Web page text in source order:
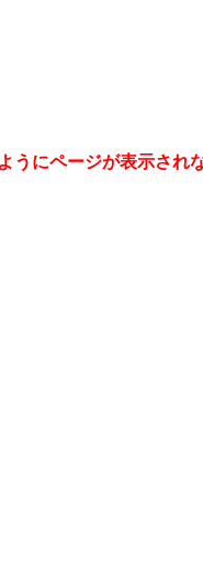
にページが表示され